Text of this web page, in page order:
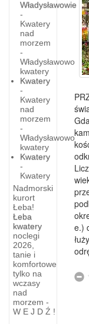
Władysławowie
-
Kwatery
nad
morzem
-
Władysławowo
kwatery
Kwatery
-
Kwatery
nad
morzem
-
Władysławowo
kwatery
Kwatery
-
Kwatery
Nadmorski
kurort
Łeba!
Łeba
kwatery
noclegi
2026,
tanie i
komfortowe
tylko na
wczasy
nad
morzem -
W E J D Ź !
Brzeg
klifowy
pod
Klif w
Jarosławcu
zawodzi
Dno
Łeby
pradoliny
e.)